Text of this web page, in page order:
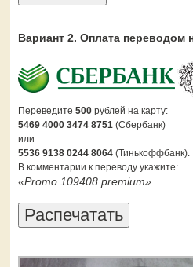
Вариант 2. Оплата переводом
Переведите 500 рублей на карту:
5469 4000 3474 8751 (Сбербанк)
или
5536 9138 0244 8064 (Тинькоффбанк).
В комментарии к переводу укажите:
«Promo 109408 premium»